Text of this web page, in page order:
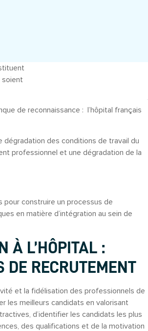
soient
de reconnaissance : l’hôpital français
des conditions de travail du
professionnel et une dégradation de la
pour construire un processus de
en matière d’intégration au sein de
À L’HÔPITAL :
DE RECRUTEMENT
et la fidélisation des professionnels de
les meilleurs candidats en valorisant
d’identifier les candidats les plus
des qualifications et de la motivation